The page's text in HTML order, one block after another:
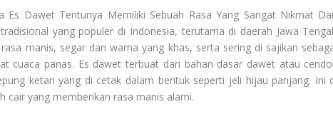
Es Dawet Tentunya Memiliki Sebuah Rasa Yang Sangat Nikmat
yang populer di Indonesia, terutama di daerah Jawa
manis, segar dan warna yang khas, serta sering di sajikan
cuaca panas. Es dawet terbuat dari bahan dasar dawet atau
ketan yang di cetak dalam bentuk seperti jeli hijau panjang. Ini
cair yang memberikan rasa manis alami.